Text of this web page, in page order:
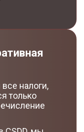
налоги,
только